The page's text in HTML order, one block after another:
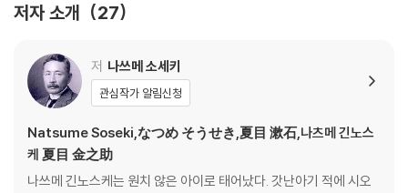
조지 오웰 l 두꺼비를 생각하며
시마자키 도손 l 밤이 짧은 계절
알베르 카뮈 l 알제의 여름
다자이 오사무 l 아, 가을
조지 기싱 l 겨울 1
여행, 그해 일어난 일 중 지금까지 좋은 일
저자 소개 27
저 나쓰메 소세키
관심작가 알림신청
Natsume Soseki,なつめ そうせき,夏目 漱石,나츠메 긴노스
케 夏目 金之助
나쓰메 긴노스케는 원치 않은 아이로 태어났다. 갓난아기 적에 시오